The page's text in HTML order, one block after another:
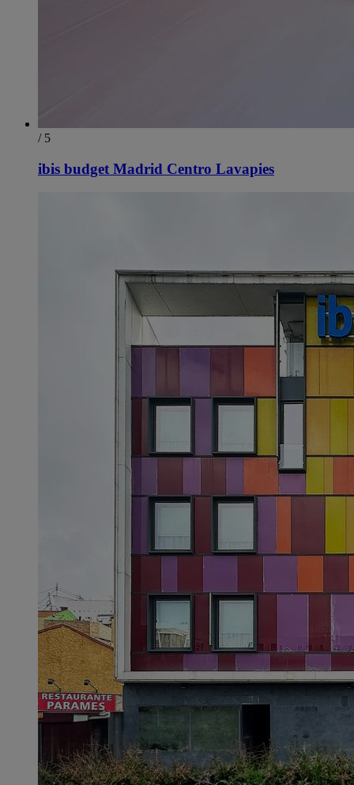
/ 5
ibis budget Madrid Centro Lavapies